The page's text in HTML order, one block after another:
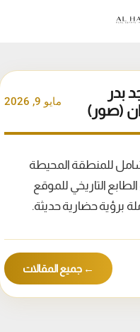
بدر
(صور)
مايو 9, 2026
للمنطقة المحيطة
التاريخي للموقع
برؤية حضارية حديثة.
← جميع المقالات